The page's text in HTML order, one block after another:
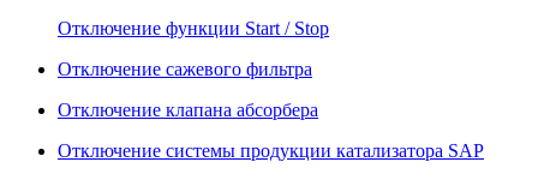
Отключение функции Start / Stop
Отключение сажевого фильтра
Отключение клапана абсорбера
Отключение системы продукции катализатора SAP